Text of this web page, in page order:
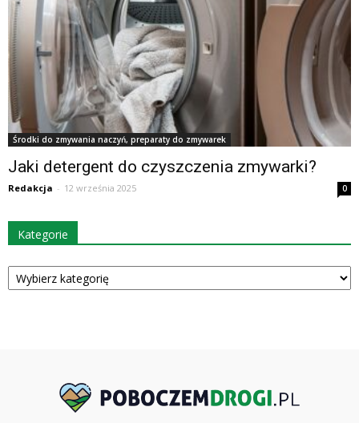
Środki do zmywania naczyń, preparaty do zmywarek
Jaki detergent do czyszczenia zmywarki?
Redakcja - 12 września 2025 0
Kategorie
Kategorie